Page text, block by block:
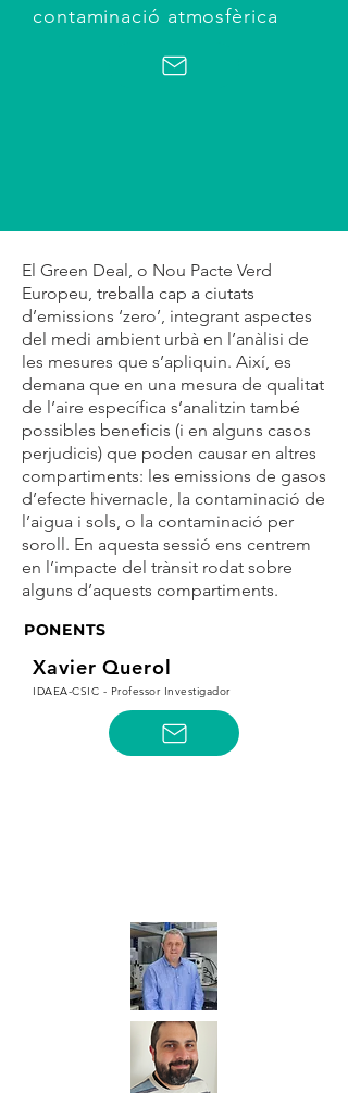
contaminació atmosfèrica
El Green Deal, o Nou Pacte Verd
Europeu, treballa cap a ciutats
d’emissions ‘zero’, integrant aspectes
del medi ambient urbà en l’anàlisi de
les mesures que s’apliquin. Així, es
demana que en una mesura de qualitat
de l’aire específica s’analitzin també
possibles beneficis (i en alguns casos
perjudicis) que poden causar en altres
compartiments: les emissions de gasos
d’efecte hivernacle, la contaminació de
l’aigua i sols, o la contaminació per
soroll. En aquesta sessió ens centrem
en l’impacte del trànsit rodat sobre
alguns d’aquests compartiments.
PONENTS
Xavier Querol
IDAEA-CSIC - Professor Investigador